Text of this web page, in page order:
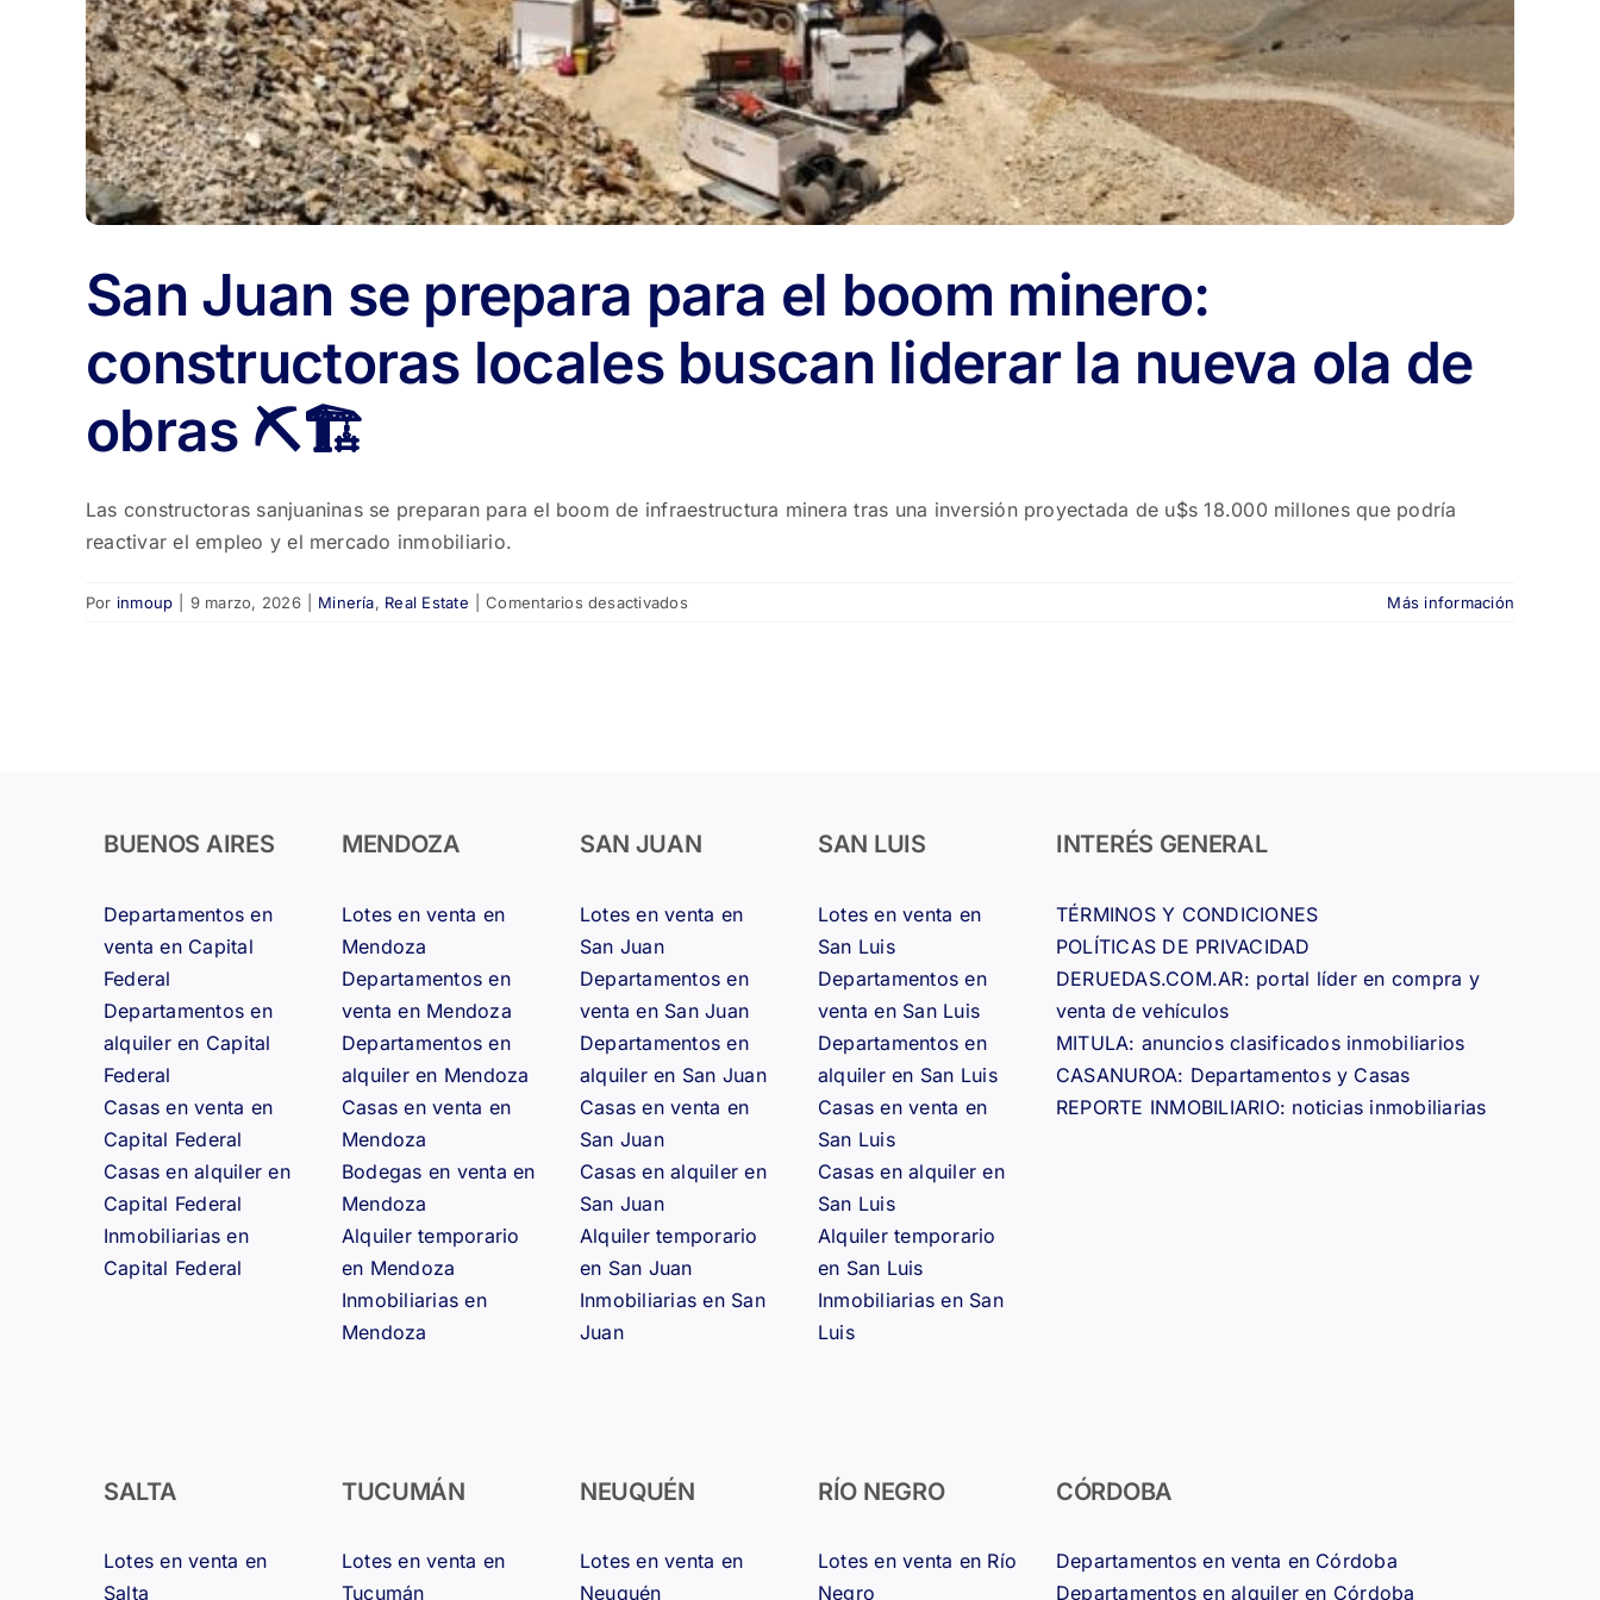
San Juan se prepara para el boom minero:
constructoras locales buscan liderar la nueva ola de
obras ⛏️🏗️
Las constructoras sanjuaninas se preparan para el boom de infraestructura minera tras una inversión proyectada de u$s 18.000 millones que podría
reactivar el empleo y el mercado inmobiliario.
Por inmoup 9 marzo, 2026 Minería, Real Estate Comentarios desactivadosen
constructoras
liderar
de
obras
⛏️
🏗️
Más información
BUENOS AIRES
Departamentos en
venta en Capital
Federal
Departamentos en
alquiler en Capital
Federal
Casas en venta en
Capital Federal
Casas en alquiler en
Capital Federal
Inmobiliarias en
Capital Federal
MENDOZA
Lotes en venta en
Mendoza
Departamentos en
venta en Mendoza
Departamentos en
alquiler en Mendoza
Casas en venta en
Mendoza
Bodegas en venta en
Mendoza
Alquiler temporario
en Mendoza
Inmobiliarias en
Mendoza
SAN JUAN
Lotes en venta en
San Juan
Departamentos en
venta en San Juan
Departamentos en
alquiler en San Juan
Casas en venta en
San Juan
Casas en alquiler en
San Juan
Alquiler temporario
en San Juan
Inmobiliarias en San
Juan
SAN LUIS
Lotes en venta en
San Luis
Departamentos en
venta en San Luis
Departamentos en
alquiler en San Luis
Casas en venta en
San Luis
Casas en alquiler en
San Luis
Alquiler temporario
en San Luis
Inmobiliarias en San
Luis
INTERÉS GENERAL
TÉRMINOS Y CONDICIONES
POLÍTICAS DE PRIVACIDAD
DERUEDAS.COM.AR: portal líder en compra y
venta de vehículos
MITULA: anuncios clasificados inmobiliarios
CASANUROA: Departamentos y Casas
REPORTE INMOBILIARIO: noticias inmobiliarias
SALTA
Lotes en venta en
Salta
TUCUMÁN
Lotes en venta en
Tucumán
NEUQUÉN
Lotes en venta en
Neuquén
RÍO NEGRO
Lotes en venta en Río
Negro
CÓRDOBA
Departamentos en venta en Córdoba
Departamentos en alquiler en Córdoba